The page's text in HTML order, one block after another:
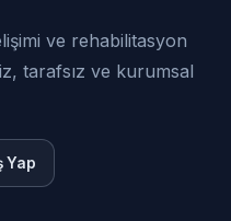
ve rehabilitasyon
tarafsız ve kurumsal
Yap